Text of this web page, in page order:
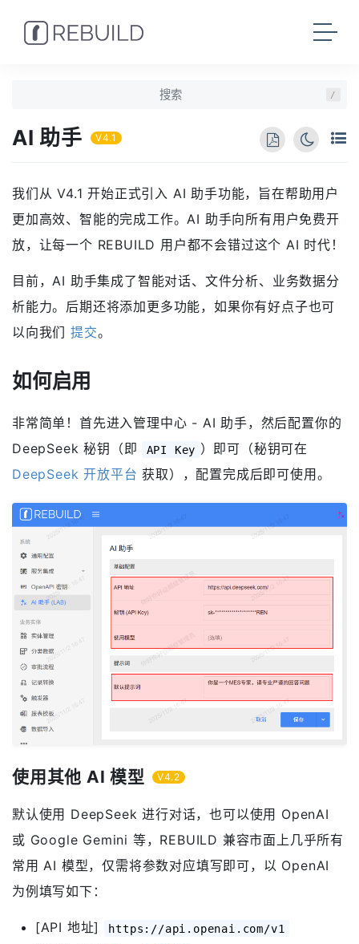
/
AI 助手 V4.1
我们从 V4.1 开始正式引入 AI 助手功能，旨在帮助用户
更加高效、智能的完成工作。AI 助手向所有用户免费开
放，让每一个 REBUILD 用户都不会错过这个 AI 时代！
目前，AI 助手集成了智能对话、文件分析、业务数据分
析能力。后期还将添加更多功能，如果你有好点子也可
以向我们 提交。
如何启用
非常简单！首先进入管理中心 - AI 助手，然后配置你的
DeepSeek 秘钥（即
API Key ）即可（秘钥可在
DeepSeek 开放平台 获取），配置完成后即可使用。
使用其他 AI 模型 V4.2
默认使用 DeepSeek 进行对话，也可以使用 OpenAI
或 Google Gemini 等，REBUILD 兼容市面上几乎所有
常用 AI 模型，仅需将参数对应填写即可，以 OpenAI
为例填写如下：
[API 地址] https://api.openai.com/v1